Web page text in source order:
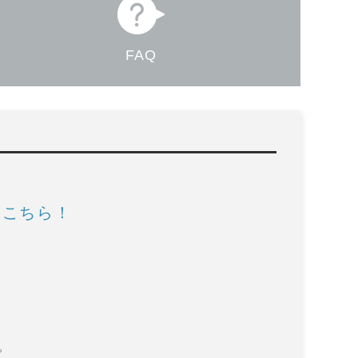
FAQ
ちら！